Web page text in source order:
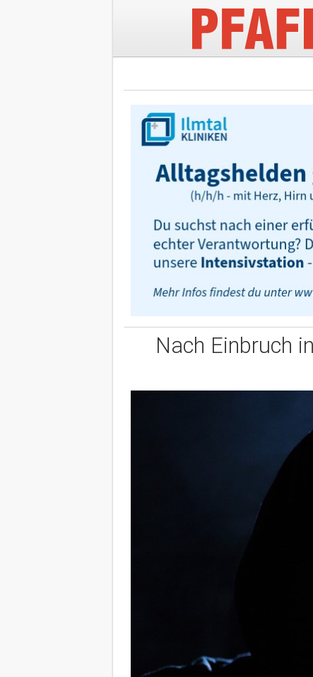
Nach Einbruch